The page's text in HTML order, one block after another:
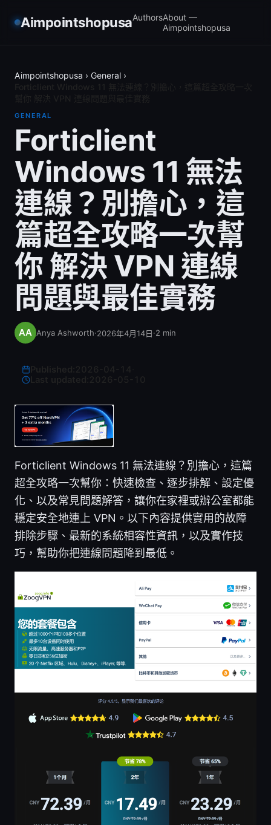
AimpointshopusaAuthorsAbout —
Aimpointshopusa
Aimpointshopusa › General ›
GENERAL
Forticlient
Windows 11 無法
連線？別擔心，這
篇超全攻略一次幫
你 解決 VPN 連線
問題與最佳實務
Anya Ashworth·2026年4月14日·2 min
Last updated:
Forticlient Windows 11 無法連線？別擔心，這篇
超全攻略一次幫你：快速檢查、逐步排解、設定優
化、以及常見問題解答，讓你在家裡或辦公室都能
穩定安全地連上 VPN。以下內容提供實用的故障
排除步驟、最新的系統相容性資訊，以及實作技
巧，幫助你把連線問題降到最低。